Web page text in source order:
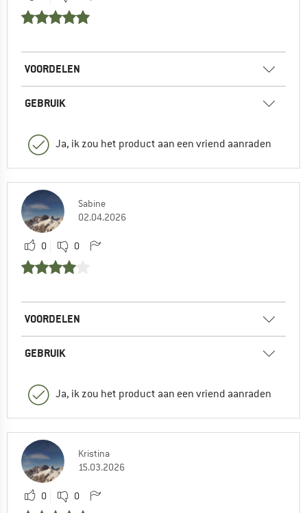
VOORDELEN
GEBRUIK
Ja, ik zou het product aan een vriend aanraden
Sabine
02.04.2026
0 0
VOORDELEN
GEBRUIK
Ja, ik zou het product aan een vriend aanraden
Kristina
15.03.2026
0 0